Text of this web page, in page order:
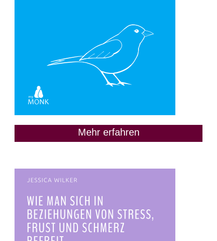
Mehr erfahren